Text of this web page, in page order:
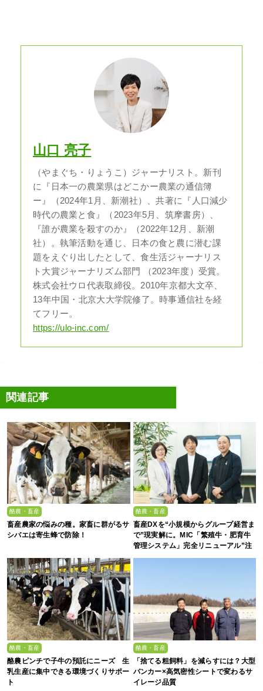
山口 亮子
（やまぐち・りょうこ）ジャーナリスト。新刊
に『日本一の農業県はどこかー農業の通信簿
ー』（2024年1月、新潮社）、共著に『人口減少
時代の農業と食』（2023年5月、筑摩書房）、
『誰が農業を殺すのか』（2022年12月、新潮
社）。執筆活動を通じ、日本の食と農に潜む課
題をえぐり出したとして、食生活ジャーナリス
ト大賞ジャーナリズム部門 （2023年度）受賞。
株式会社ウロ代表取締役。2010年京都大文卒、
13年中国・北京大大学院修了。時事通信社を経
てフリー。
https://ulo-inc.com/
関連記事
酪農・畜産
畜産農家の悩みの種。家畜に群がるサ
シバエは寄生蜂で防除！
酪農・畜産
畜産DXを“小規模からグループ経営ま
で”現実解に。MIC「繁殖牛・肥育牛
管理システム」完全リニューアル”注
目の5大ポイント”
酪農・畜産
酪農ピンチで子牛の預託にニーズ 生
乳生産に集中できる環境づくりサポー
ト
酪農・畜産
「捨てる粗飼料」を減らすには？大型
バンカー×高気密性シートで変わるサ
イレージ品質